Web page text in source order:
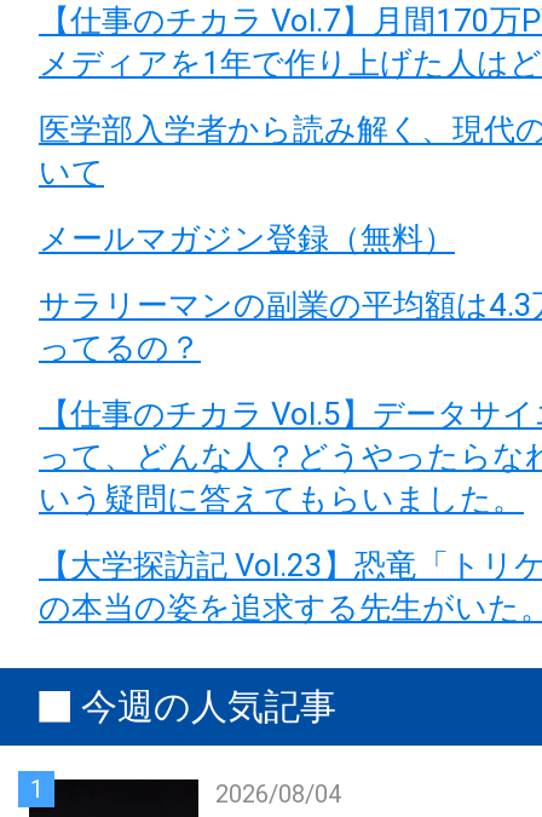
【仕事のチカラ Vol.7】月間170万
メディアを1年で作り上げた人は
医学部入学者から読み解く、現代
いて
メールマガジン登録（無料）
サラリーマンの副業の平均額は4.3
ってるの？
【仕事のチカラ Vol.5】データサ
って、どんな人？どうやったら
いう疑問に答えてもらいました。
【大学探訪記 Vol.23】恐竜「トリ
の本当の姿を追求する先生がいた
今週の人気記事
1 2026/08/04